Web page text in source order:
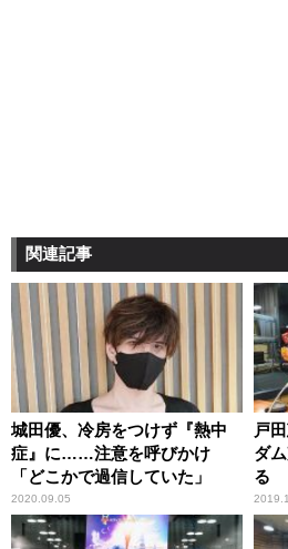
関連記事
城田優、冷房をつけず『熱中
症』に……注意を呼びかけ
「どこかで過信していた」
2020.09.05
戸
ダ
る